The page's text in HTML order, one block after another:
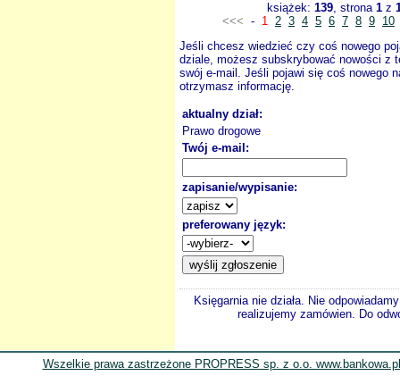
książek: 139, strona 1 z
<<< - 1 2 3 4 5 6 7 8 9 10
Jeśli chcesz wiedzieć czy coś nowego
dziale, możesz subskrybować nowości z
swój e-mail. Jeśli pojawi się coś nowego
otrzymasz informację.
aktualny dział:
Prawo drogowe
Twój e-mail:
zapisanie/wypisanie:
preferowany język:
Księgarnia nie działa. Nie
realizujemy zamówien. Do
Wszelkie prawa zastrzeżone PROPRESS sp. z o.o.